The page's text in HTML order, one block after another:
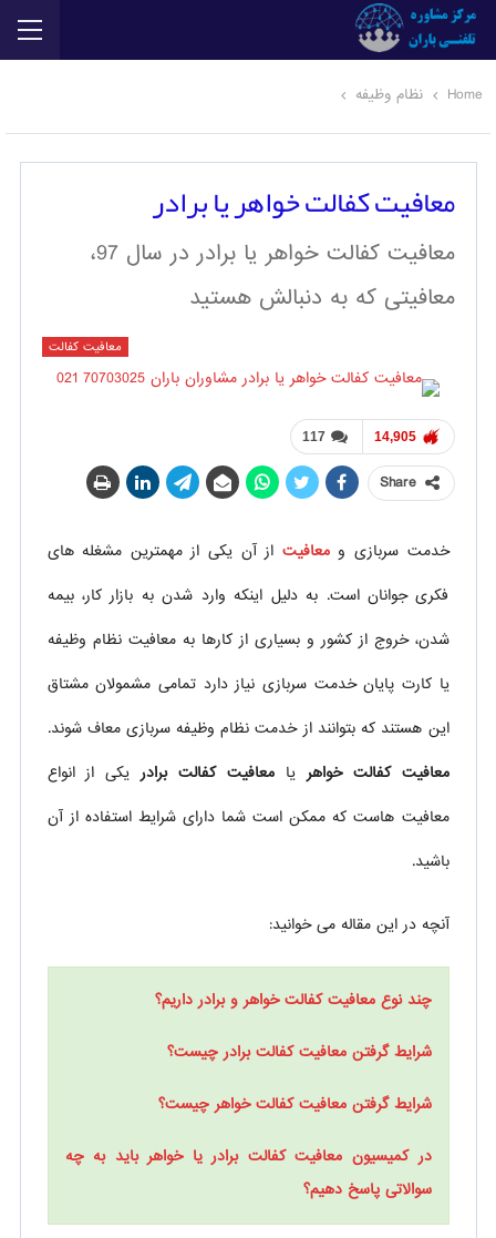
Home نظام وظیفه
معافیت کفالت خواهر یا برادر
معافیت کفالت خواهر یا برادر در سال 97،
معافیتی که به دنبالش هستید
معافیت کفالت
117 14,905
Share
خدمت سربازی ومعافیت از آن یکی از مهمترین مشغله های
فکری جوانان است. به دلیل اینکه وارد شدن به بازار کار، بیمه
شدن، خروج از کشور و بسیاری از کارها به معافیت نظام وظیفه
یا کارت پایان خدمت سربازی نیاز دارد تمامی مشمولان مشتاق
این هستند که بتوانند از خدمت نظام وظیفه سربازی معاف شوند.
معافیت کفالت خواهر یا معافیت کفالت برادر یکی از انواع
معافیت هاست که ممکن است شما دارای شرایط استفاده از آن
باشید.
آنچه در این مقاله می خوانید:
چند نوع معافیت کفالت خواهر و برادر داریم؟
شرایط گرفتن معافیت کفالت برادر چیست؟
شرایط گرفتن معافیت کفالت خواهر چیست؟
در کمیسیون معافیت کفالت برادر یا خواهر باید به چه
سوالاتی پاسخ دهیم؟